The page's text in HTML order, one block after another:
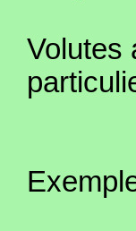
Volutes